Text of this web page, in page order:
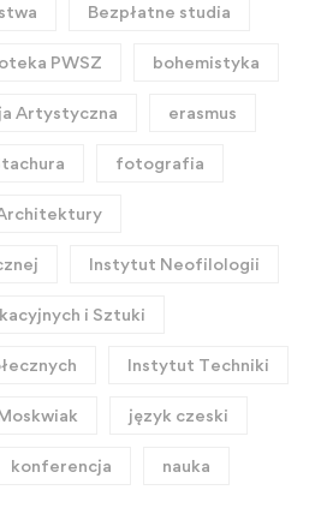
Bezpłatne studia
PWSZ bohemistyka
Artystyczna erasmus
fotografia
Instytut Neofilologii
i Sztuki
Instytut Techniki
język czeski
konferencja nauka